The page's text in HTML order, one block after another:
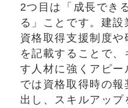
2つ目は「成長でき
る」ことです。建設
資格取得支援制度
を記載することで
す人材に強くアピ
では資格取得時の
出し、スキルアッ